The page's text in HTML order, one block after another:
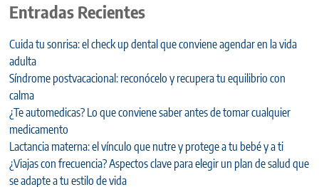
Entradas Recientes
Cuida tu sonrisa: el check up dental que conviene agendar en la vida
adulta
Síndrome postvacacional: reconócelo y recupera tu equilibrio con
calma
¿Te automedicas? Lo que conviene saber antes de tomar cualquier
medicamento
Lactancia materna: el vínculo que nutre y protege a tu bebé y a ti
¿Viajas con frecuencia? Aspectos clave para elegir un plan de salud que
se adapte a tu estilo de vida